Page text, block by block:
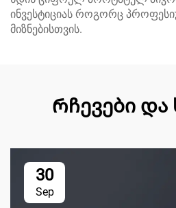
ინვესტიციას როგორც
მიზნებისთვის.
Რჩევები და
30
Sep